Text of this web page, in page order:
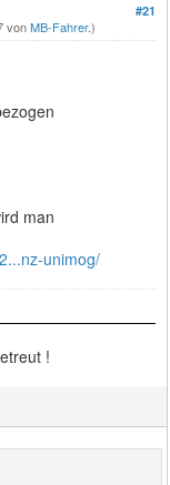
#21
vonMB-Fahrer.)
man
unimog/
!